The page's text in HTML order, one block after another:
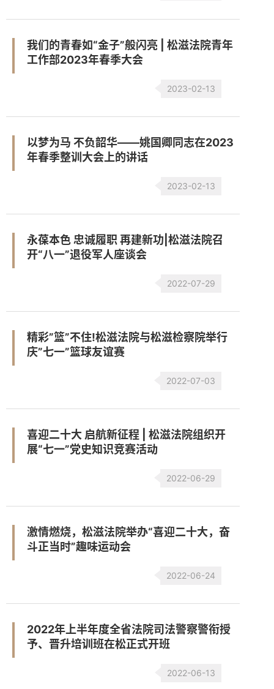
我们的青春如“金子”般闪亮 | 松滋法院青年
工作部2023年春季大会
2023-02-13
以梦为马 不负韶华——姚国卿同志在2023
年春季整训大会上的讲话
2023-02-13
永葆本色 忠诚履职 再建新功|松滋法院召
开“八一”退役军人座谈会
2022-07-29
精彩”篮”不住!松滋法院与松滋检察院举行
庆”七一”篮球友谊赛
2022-07-03
喜迎二十大 启航新征程 | 松滋法院组织开
展“七一”党史知识竞赛活动
2022-06-29
激情燃烧，松滋法院举办“喜迎二十大，奋
斗正当时”趣味运动会
2022-06-24
2022年上半年度全省法院司法警察警衔授
予、晋升培训班在松正式开班
2022-06-13